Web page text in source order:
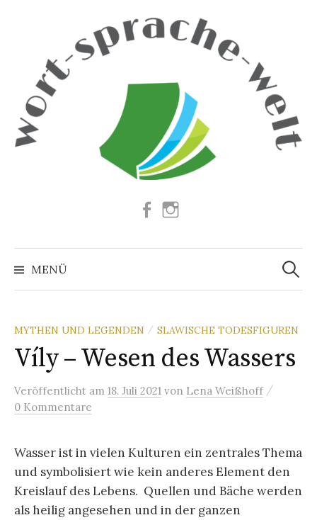
Facebook
MENÜ
Suchen
nach:
MYTHEN UND LEGENDEN / SLAWISCHE TODESFIGUREN
Víly – Wesen des Wassers
Veröffentlicht am 18. Juli 2021 von Lena Weißhoff /
0 Kommentare
Wasser ist in vielen Kulturen ein zentrales Thema
und symbolisiert wie kein anderes Element den
Kreislauf des Lebens. Quellen und Bäche werden
als heilig angesehen und in der ganzen